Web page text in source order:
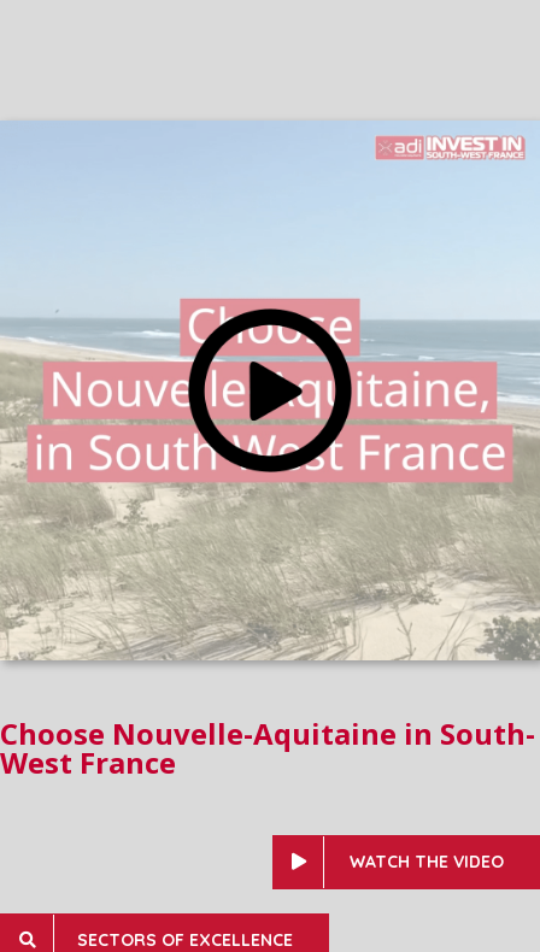
Choose Nouvelle-Aquitaine in South-
West France
WATCH THE VIDEO
SECTORS OF EXCELLENCE